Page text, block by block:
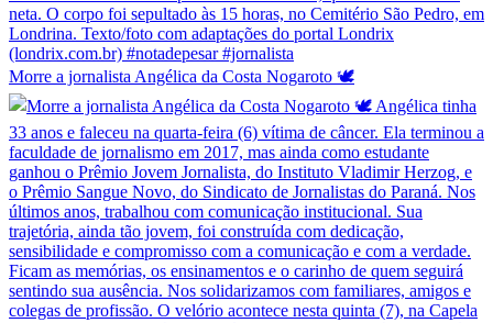
Morre a jornalista Angélica da Costa Nogaroto 🕊️